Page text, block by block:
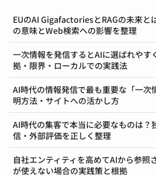
EUのAI GigafactoriesとRAGの未来と
の意味とWeb検索への影響を整理
一次情報を発信するとAIに選ばれやす
拠・限界・ローカルでの実践法
AI時代の情報発信で最も重要な「一次
明方法・サイトへの活かし方
AI時代の集客で本当に必要なものは？
信・外部評価を正しく整理
自社エンティティを高めてAIから参照
が使えない場合の実践策と根拠